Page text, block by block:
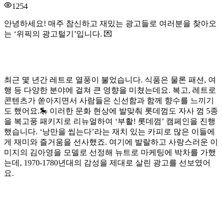
1254
안녕하세요! 매주 참신하고 재밌는 광고들로 여러분을 찾아오
는 ‘위픽의 광고털기’입니다. 💌
최근 몇 년간 레트로 열풍이 불었습니다. 식품은 물론 패션, 여
행 등 다양한 분야에 걸쳐 큰 영향을 미쳤는데요. 복고, 레트로
콘텐츠가 쏟아지면서 사람들은 신선함과 함께 향수를 느끼기
도 했어요.🎠 이러한 문화 현상에 발맞춰 롯데껌도 자사 껌 5종
을 복고풍 패키지로 리뉴얼하여 ‘부활! 롯데껌’ 캠페인을 진행
했습니다. ‘낭만을 씹는다’라는 재치 있는 카피로 많은 이들에
게 재미와 즐거움을 선사했죠. 여기에 발랄하고 사랑스러운 이
미지의 김아영을 모델로 선정해 뉴트로 마케팅에 박차를 가했
는데, 1970-1780년대의 감성을 제대로 살린 광고를 선보였어
요.